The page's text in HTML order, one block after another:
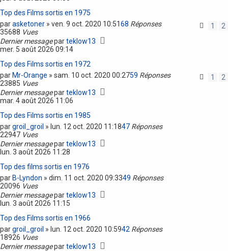
Top des Films sortis en 1975
parasketoner » ven. 9 oct. 2020 10:51 1 2
68 Réponses
35688 Vues
Dernier messageparteklow13
mer. 5 août 2026 09:14
Top des Films sortis en 1972
par Mr-Orange » sam. 10 oct. 2020 00:27 1 2
59 Réponses
23885 Vues
Dernier messageparteklow13
mar. 4 août 2026 11:06
Top des Films sortis en 1985
pargroil_groil » lun. 12 oct. 2020 11:1847 Réponses
22947 Vues
Dernier messageparteklow13
lun. 3 août 2026 11:28
Top des films sortis en 1976
par B-Lyndon » dim. 11 oct. 2020 09:3349 Réponses
20096 Vues
Dernier messageparteklow13
lun. 3 août 2026 11:15
Top des Films sortis en 1966
pargroil_groil » lun. 12 oct. 2020 10:5942 Réponses
18926 Vues
Dernier messageparteklow13